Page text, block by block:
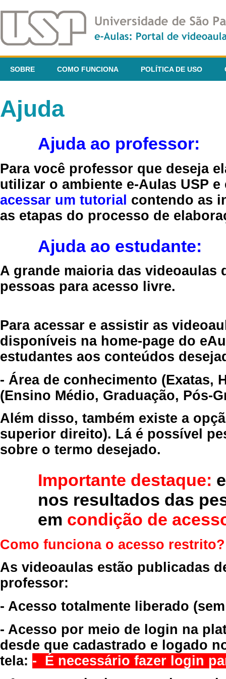
SOBRE COMO FUNCIONA POLÍTICA DE USO
Ajuda
Ajuda ao professor:
Para você professor que deseja
utilizar o ambiente e-Aulas USP
acessar um tutorial contendo as
as etapas do processo de
Ajuda ao estudante:
A grande maioria das videoaulas
pessoas para acesso livre.
Para acessar e assistir as
disponíveis na home-page do
estudantes aos conteúdos
- Área de conhecimento (Exatas,
(Ensino Médio, Graduação, Pós-
Além disso, também existe a
superior direito). Lá é possível
sobre o termo desejado.
Importante destaque:
nos resultados das
em condição de
Como funciona o acesso restrito?
As videoaulas estão publicadas
professor:
- Acesso totalmente liberado
- Acesso por meio de login na
desde que cadastrado e logado
tela: - É necessário fazer login